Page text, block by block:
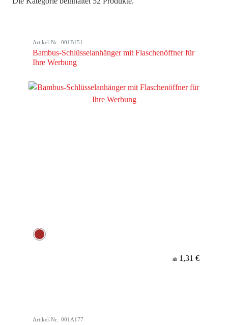
Farbe
Artikel-Nr.: 001B151
Bambus-Schlüsselanhänger mit Flaschenöffner für
Ihre Werbung
ab 1,31 €
Artikel-Nr.: 001A177